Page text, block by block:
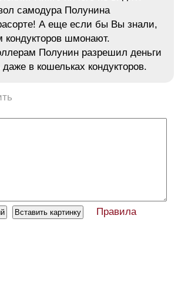
самодура Полунина
А еще если бы Вы знали,
кондукторов шмонают.
Полунин разрешил деньги
даже в кошельках кондукторов.
Правила